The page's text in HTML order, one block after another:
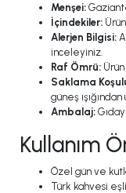
Menşei:
İçindekiler:
Alerjen Bilgisi:
inceleyiniz.
Raf Ömrü:
Saklama
güneş ışığından
Ambalaj:
Kullanım
Özel gün ve
Türk kahvesi